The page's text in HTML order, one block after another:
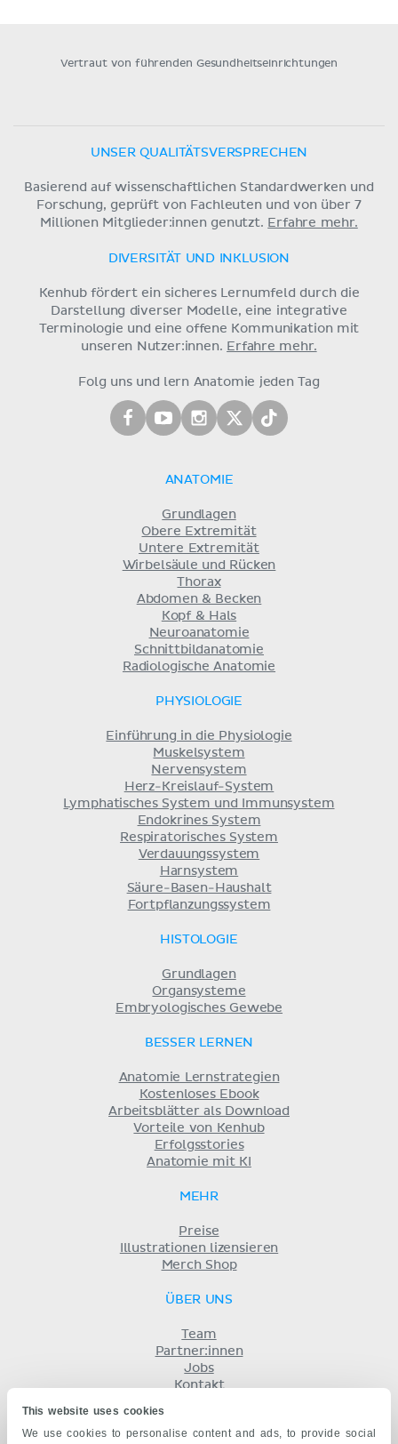
This website uses cookies
We use cookies to personalise content and ads, to provide social
Vertraut von führenden Gesundheitseinrichtungen
UNSER QUALITÄTSVERSPRECHEN
Basierend auf wissenschaftlichen Standardwerken und
Forschung, geprüft von Fachleuten und von über 7
Millionen Mitglieder:innen genutzt. Erfahre mehr.
DIVERSITÄT UND INKLUSION
Kenhub fördert ein sicheres Lernumfeld durch die
Darstellung diverser Modelle, eine integrative
Terminologie und eine offene Kommunikation mit
unseren Nutzer:innen. Erfahre mehr.
Folg uns und lern Anatomie jeden Tag
ANATOMIE
Grundlagen
Obere Extremität
Untere Extremität
Wirbelsäule und Rücken
Thorax
Abdomen & Becken
Kopf & Hals
Neuroanatomie
Schnittbildanatomie
Radiologische Anatomie
PHYSIOLOGIE
Einführung in die Physiologie
Muskelsystem
Nervensystem
Herz-Kreislauf-System
Lymphatisches System und Immunsystem
Endokrines System
Respiratorisches System
Verdauungssystem
Harnsystem
Säure-Basen-Haushalt
Fortpflanzungssystem
HISTOLOGIE
Grundlagen
Organsysteme
Embryologisches Gewebe
BESSER LERNEN
Anatomie Lernstrategien
Kostenloses Ebook
Arbeitsblätter als Download
Vorteile von Kenhub
Erfolgsstories
Anatomie mit KI
MEHR
Preise
Illustrationen lizensieren
Merch Shop
ÜBER UNS
Team
Partner:innen
Jobs
Kontakt
Datenschutz